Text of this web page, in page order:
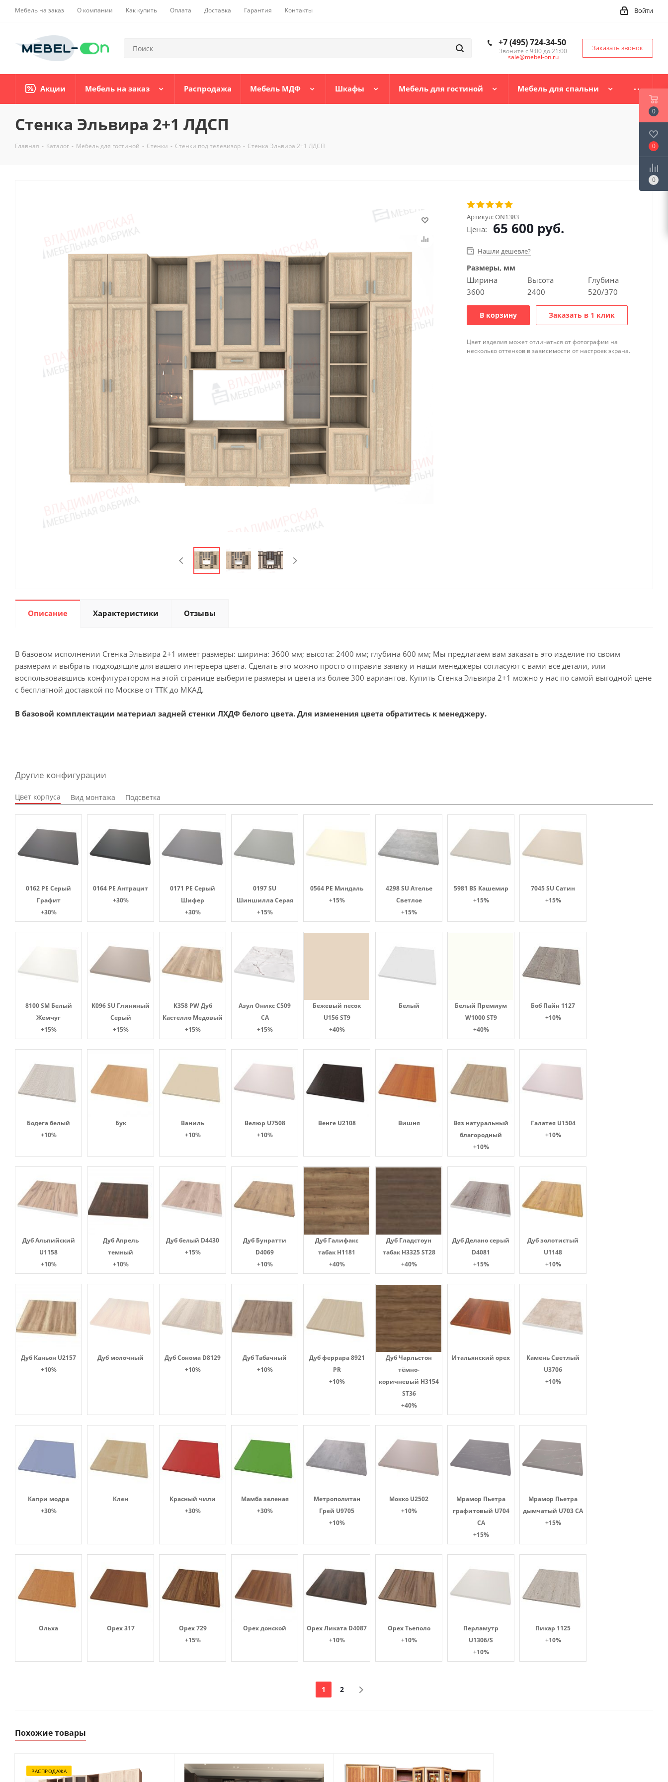
Мебель на заказ О компании Как купить Оплата Доставка Гарантия Контакты Войти
+7 (495) 724-34-50
Звоните с 9:00 до 21:00
sale@mebel-on.ru
Заказать звонок
Акции Мебель на заказ Распродажа Мебель МДФ Шкафы Мебель для гостиной Мебель для спальни
Стенка Эльвира 2+1 ЛДСП
Главная - Каталог - Мебель для гостиной - Стенки - Стенки под телевизор - Стенка Эльвира 2+1 ЛДСП
Артикул:ON1383
Цена: 65 600 руб.
Нашли дешевле?
Размеры, мм
Ширина
3600
Высота
2400
Глубина
520/370
В корзину Заказать в 1 клик
Цвет изделия может отличаться от фотографии на
несколько оттенков в зависимости от настроек экрана.
Описание Характеристики Отзывы
В базовом исполнении Стенка Эльвира 2+1 имеет размеры: ширина: 3600 мм; высота: 2400 мм; глубина 600 мм; Мы предлагаем вам заказать это изделие по своим
размерам и выбрать подходящие для вашего интерьера цвета. Сделать это можно просто отправив заявку и наши менеджеры согласуют с вами все детали, или
воспользовавшись конфигуратором на этой странице выберите размеры и цвета из более 300 вариантов. Купить Стенка Эльвира 2+1 можно у нас по самой выгодной цене
с бесплатной доставкой по Москве от ТТК до МКАД.
В базовой комплектации материал задней стенки ЛХДФ белого цвета. Для изменения цвета обратитесь к менеджеру.
Другие конфигурации
Цвет корпуса Вид монтажа Подсветка
0162 PE Серый
Графит
+30%
0164 PE Антрацит
+30%
0171 PE Серый
Шифер
+30%
0197 SU
Шиншилла Серая
+15%
0564 PE Миндаль
+15%
4298 SU Ателье
Светлое
+15%
5981 BS Кашемир
+15%
7045 SU Сатин
+15%
8100 SM Белый
Жемчуг
+15%
K096 SU Глиняный
Серый
+15%
K358 PW Дуб
Кастелло Медовый
+15%
Азул Оникс С509
СА
+15%
Бежевый песок
U156 ST9
+40%
Белый
Белый Премиум
W1000 ST9
+40%
Боб Пайн 1127
+10%
Бодега белый
+10%
Бук
Ваниль
+10%
Велюр U7508
+10%
Венге U2108 Вишня
Вяз натуральный
благородный
+10%
Галатея U1504
+10%
Дуб Альпийский
U1158
+10%
Дуб Апрель
темный
+10%
Дуб белый D4430
+15%
Дуб Бунратти
D4069
+10%
Дуб Галифакс
табак Н1181
+40%
Дуб Гладстоун
табак H3325 ST28
+40%
Дуб Делано серый
D4081
+15%
Дуб золотистый
U1148
+10%
Дуб Каньон U2157
+10%
Дуб молочный
Дуб Сонома D8129
+10%
Дуб Табачный
+10%
Дуб феррара 8921
PR
+10%
Дуб Чарльстон
тёмно-
коричневый H3154
ST36
+40%
Итальянский орех
Камень Светлый
U3706
+10%
Капри модра
+30%
Клен
Красный чили
+30%
Мамба зеленая
+30%
Метрополитан
Грей U9705
+10%
Мокко U2502
+10%
Мрамор Пьетра
графитовый U704
CA
+15%
Мрамор Пьетра
дымчатый U703 CA
+15%
Ольха Орех 317
Орех 729
+15%
Орех донской
Орех Ликата D4087
+10%
Орех Тьеполо
+10%
Перламутр
U1306/S
+10%
Пикар 1125
+10%
1 2
Похожие товары
РАСПРОДАЖА
0
0
0